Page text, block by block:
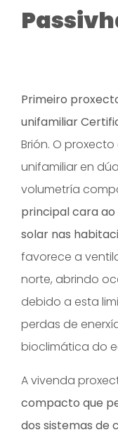
Primeiro
unifamiliar
Brión. O
unifamiliar en
volumetría
principal cara
solar nas
favorece a
norte, abrindo
debido a esta
perdas de
bioclimática do
A vivenda
compacto que
dos sistemas de